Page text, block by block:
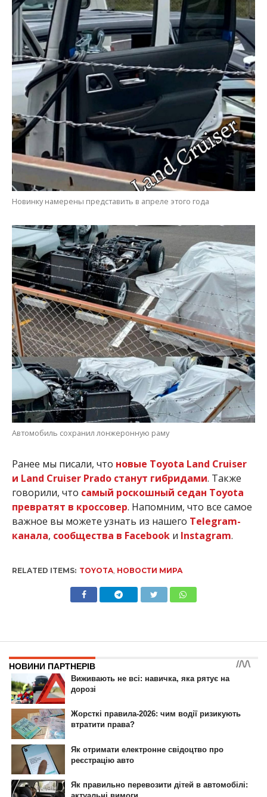
Новинку намерены представить в апреле этого года
Автомобиль сохранил лонжеронную раму
Ранее мы писали, что новые Toyota Land Cruiser
и Land Cruiser Prado станут гибридами. Также
говорили, что самый роскошный седан Toyota
превратят в кроссовер. Напомним, что все самое
важное вы можете узнать из нашего Telegram-
канала, сообщества в Facebookи Instagram.
RELATED ITEMS: TOYOTA, НОВОСТИ МИРА